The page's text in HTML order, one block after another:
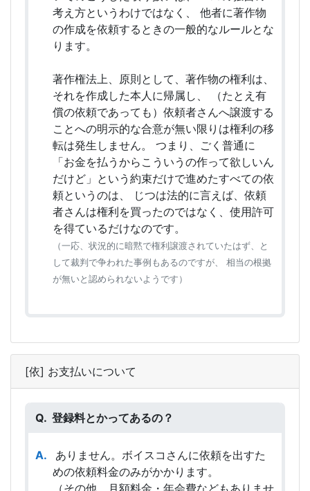
考え方というわけではなく、 他者に著作物
の作成を依頼するときの一般的なルールとな
ります。
著作権法上、原則として、著作物の権利は、
それを作成した本人に帰属し、 （たとえ有
償の依頼であっても）依頼者さんへ譲渡する
ことへの明示的な合意が無い限りは権利の移
転は発生しません。 つまり、ごく普通に
「お金を払うからこういうの作って欲しいん
だけど」という約束だけで進めたすべての依
頼というのは、 じつは法的に言えば、依頼
者さんは権利を買ったのではなく、使用許可
を得ているだけなのです。
（一応、状況的に暗黙で権利譲渡されていたはず、と
して裁判で争われた事例もあるのですが、 相当の根拠
が無いと認められないようです）
[依] お支払いについて
登録料とかってあるの？
ありません。ボイスコさんに依頼を出すた
めの依頼料金のみがかかります。
（その他、月額料金・年会費などもありませ